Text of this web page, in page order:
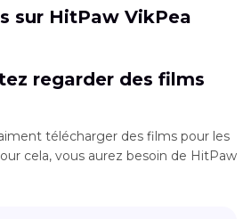
sur HitPaw VikPea
regarder des films
télécharger des films pour les
cela, vous aurez besoin de HitPaw